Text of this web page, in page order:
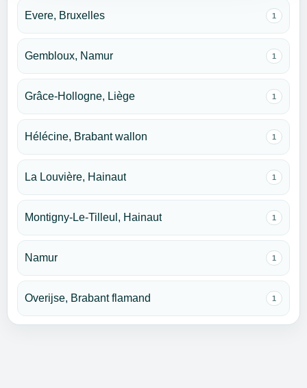
Evere, Bruxelles 1
Gembloux, Namur 1
Grâce-Hollogne, Liège 1
Hélécine, Brabant wallon 1
La Louvière, Hainaut 1
Montigny-Le-Tilleul, Hainaut 1
Namur 1
Overijse, Brabant flamand 1